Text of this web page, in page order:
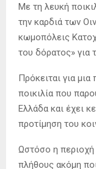
Με τη λευκή
την καρδιά των
κωμοπόλεις
του δόρατος» για
Πρόκειται για
ποικιλία που
Ελλάδα και έχει
προτίμηση του
Ωστόσο η περιοχή
πλήθους ακόμη